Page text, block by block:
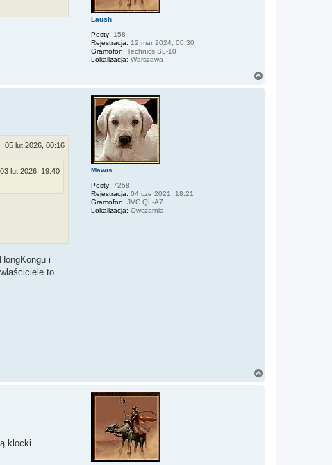
Laush
Posty: 158
Rejestracja: 12 mar 2024, 00:30
Gramofon: Technics SL-10
Lokalizacja: Warszawa
Mawis
Posty: 7258
Rejestracja: 04 cze 2021, 18:21
Gramofon: JVC QL-A7
Lokalizacja: Owczarnia
05 lut 2026, 00:16
03 lut 2026, 19:40
i
to
klocki